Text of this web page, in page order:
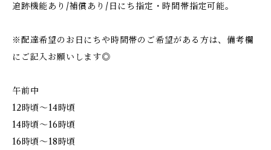
追跡機能あり/補償あり/日にち指定・時間帯指定可能。
※配達希望のお日にちや時間帯のご希望がある方は、備考欄
にご記入お願いします◎
午前中
12時頃～14時頃
14時頃～16時頃
16時頃～18時頃